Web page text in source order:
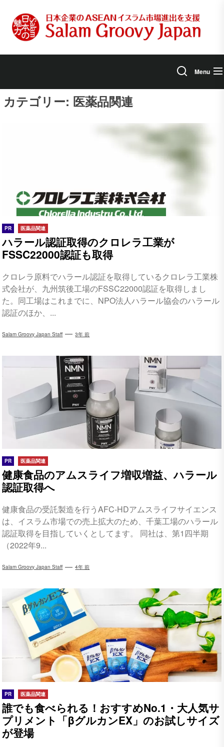
content
Menu
カテゴリー: 医薬品関連
PR 医薬品関連
ハラール認証取得のクロレラ工業が
FSSC22000認証も取得
クロレラ原料でハラール認証を取得しているクロレラ工業株
式会社が、九州筑後工場のFSSC22000認証を取得しまし
た。同工場はこれまでに、NPO法人ハラール協会のハラール
認証のほか、...
Salam Groovy Japan Staff 3年 前
PR 医薬品関連
健康食品のアムスライフ増収増益、ハラール
認証取得へ
健康食品の受託製造を行うAFC-HDアムスライフサイエンス
は、イスラム市場での売上拡大のため、千葉工場のハラール
認証取得を目指していくとしてます。 同社は、第1四半期
（2022年9...
Salam Groovy Japan Staff 4年 前
PR 医薬品関連
誰でも食べられる！おすすめNo.1・大人気サ
プリメント「βグルカンEX」のお試しサイズ
が登場